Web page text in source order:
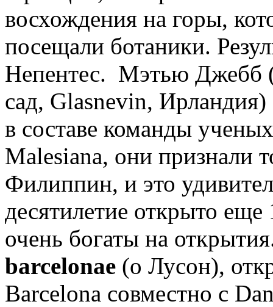
восхождения на горы,
посещали ботаники.
Непентес. Мэтью Джебб
сад, Glasnevin, Ирландия)
в составе команды
Malesiana, они признали
Филиппин, и это
десятилетие открыто
очень богаты на
barcelonae (о Лусон),
Barcelona совместно с